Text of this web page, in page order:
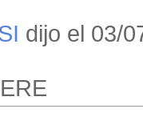
dijo el 03/